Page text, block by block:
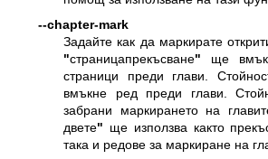
--chapter-mark
Задайте как да маркирате
"страницапрекъсване" ще
страници преди глави.
вмъкне ред преди глави.
забрани маркирането на
двете" ще използва както
така и редове за маркиране на